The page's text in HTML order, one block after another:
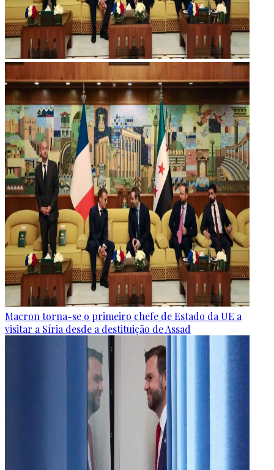
Macron torna-se o primeiro chefe de Estado da UE a
visitar a Síria desde a destituição de Assad